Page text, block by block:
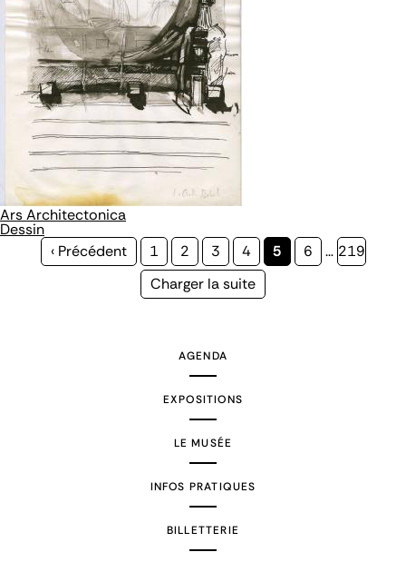
Ars Architectonica
Dessin
Page
‹ Précédent Page
1 Page
2 Page
3 Page
4
Page
5 Page
6 … Page
219
Page
Charger la suite
AGENDA
EXPOSITIONS
LE MUSÉE
INFOS PRATIQUES
BILLETTERIE